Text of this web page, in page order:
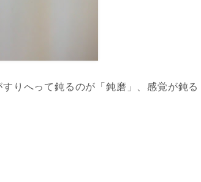
りへって鈍るのが「鈍磨」、感覚が鈍る